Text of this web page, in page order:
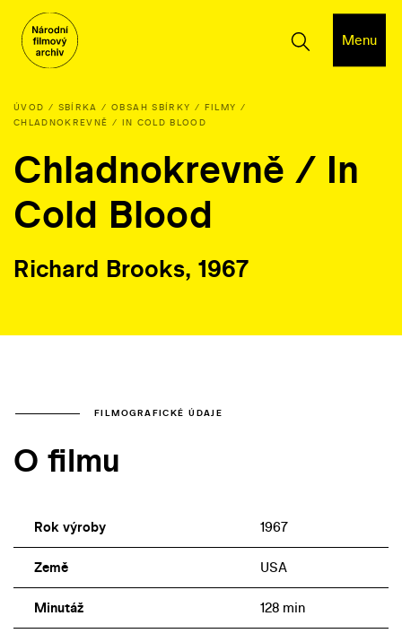
Menu
ÚVOD SBÍRKA OBSAH SBÍRKY
FILMY
CHLADNOKREVNĚ / IN COLD BLOOD
Chladnokrevně / In
Cold Blood
Richard Brooks, 1967
FILMOGRAFICKÉ ÚDAJE
O filmu
Rok výroby 1967
Země USA
Minutáž 128 min